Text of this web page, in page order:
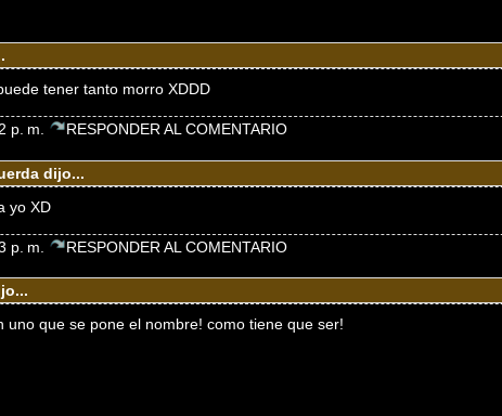
tener tanto morro XDDD
p. m. RESPONDER AL COMENTARIO
dijo...
yo XD
p. m. RESPONDER AL COMENTARIO
uno que se pone el nombre! como tiene que ser!